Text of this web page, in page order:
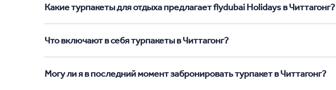
Какие турпакеты для отдыха предлагает flydubai Holidays в Читтагонг?
Что включают в себя турпакеты в Читтагонг?
Могу ли я в последний момент забронировать турпакет в Читтагонг?